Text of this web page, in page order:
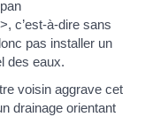
c’est-à-dire sans
pas installer un
des eaux.
voisin aggrave cet
drainage orientant